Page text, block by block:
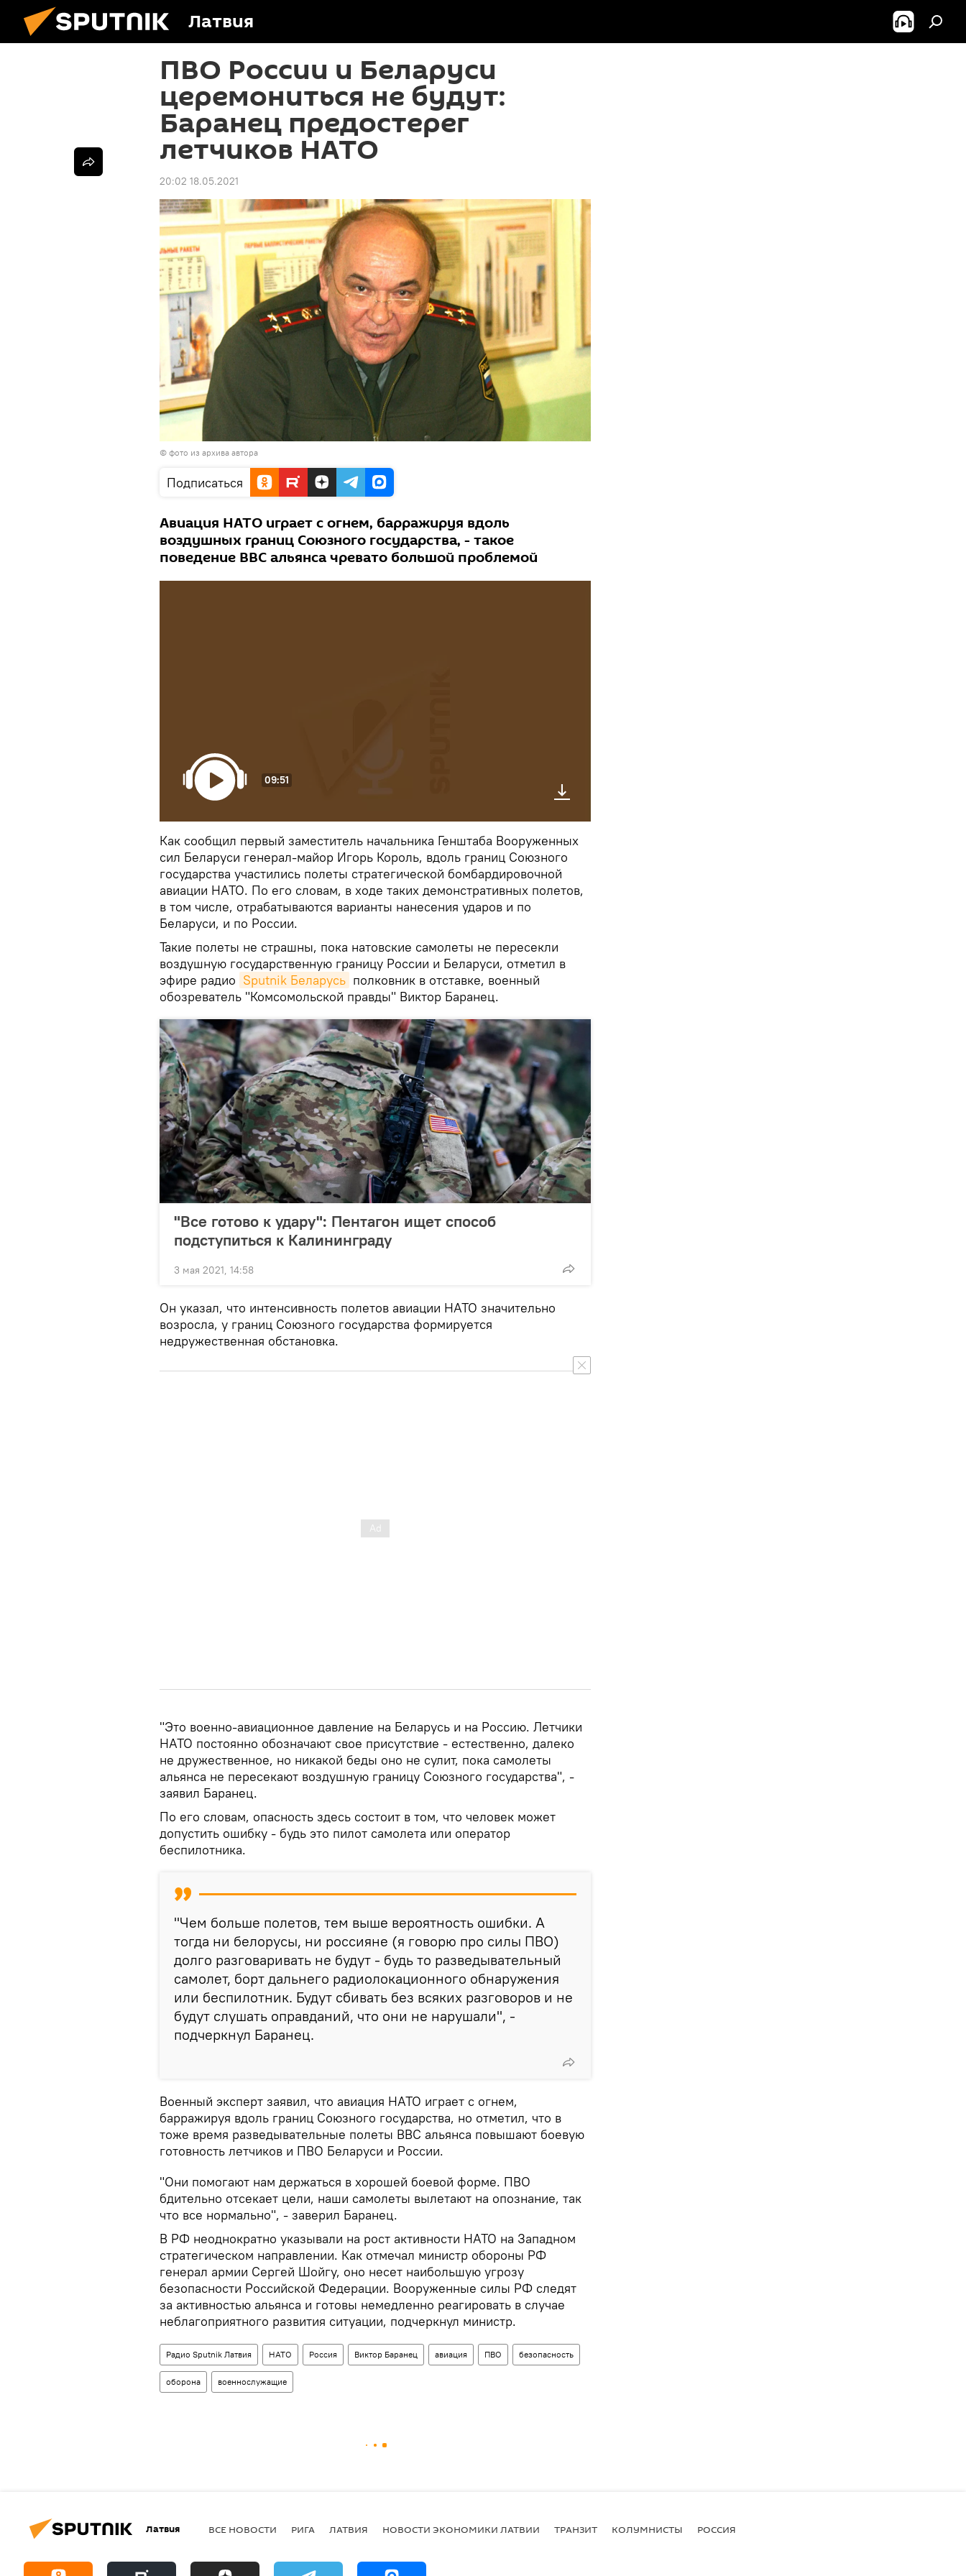
Латвия
ПВО России и Беларуси
церемониться не будут:
Баранец предостерег
летчиков НАТО
20:02 18.05.2021
© фото из архива автора
Подписаться
Авиация НАТО играет с огнем, барражируя вдоль
воздушных границ Союзного государства, - такое
поведение ВВС альянса чревато большой проблемой
09:51
Как сообщил первый заместитель начальника Генштаба Вооруженных
сил Беларуси генерал-майор Игорь Король, вдоль границ Союзного
государства участились полеты стратегической бомбардировочной
авиации НАТО. По его словам, в ходе таких демонстративных полетов,
в том числе, отрабатываются варианты нанесения ударов и по
Беларуси, и по России.
Такие полеты не страшны, пока натовские самолеты не пересекли
воздушную государственную границу России и Беларуси, отметил в
эфире радио Sputnik Беларусь полковник в отставке, военный
обозреватель "Комсомольской правды" Виктор Баранец.
"Все готово к удару": Пентагон ищет способ
подступиться к Калининграду
3 мая 2021, 14:58
Он указал, что интенсивность полетов авиации НАТО значительно
возросла, у границ Союзного государства формируется
недружественная обстановка.
"Это военно-авиационное давление на Беларусь и на Россию. Летчики
НАТО постоянно обозначают свое присутствие - естественно, далеко
не дружественное, но никакой беды оно не сулит, пока самолеты
альянса не пересекают воздушную границу Союзного государства", -
заявил Баранец.
По его словам, опасность здесь состоит в том, что человек может
допустить ошибку - будь это пилот самолета или оператор
беспилотника.
"Чем больше полетов, тем выше вероятность ошибки. А
тогда ни белорусы, ни россияне (я говорю про силы ПВО)
долго разговаривать не будут - будь то разведывательный
самолет, борт дальнего радиолокационного обнаружения
или беспилотник. Будут сбивать без всяких разговоров и не
будут слушать оправданий, что они не нарушали", -
подчеркнул Баранец.
Военный эксперт заявил, что авиация НАТО играет с огнем,
барражируя вдоль границ Союзного государства, но отметил, что в
тоже время разведывательные полеты ВВС альянса повышают боевую
готовность летчиков и ПВО Беларуси и России.
"Они помогают нам держаться в хорошей боевой форме. ПВО
бдительно отсекает цели, наши самолеты вылетают на опознание, так
что все нормально", - заверил Баранец.
В РФ неоднократно указывали на рост активности НАТО на Западном
стратегическом направлении. Как отмечал министр обороны РФ
генерал армии Сергей Шойгу, оно несет наибольшую угрозу
безопасности Российской Федерации. Вооруженные силы РФ следят
за активностью альянса и готовы немедленно реагировать в случае
неблагоприятного развития ситуации, подчеркнул министр.
Радио Sputnik Латвия НАТО Россия Виктор Баранец авиация ПВО безопасность
оборона военнослужащие
Латвия ВСЕ НОВОСТИ РИГА ЛАТВИЯ НОВОСТИ ЭКОНОМИКИ ЛАТВИИ ТРАНЗИТ КОЛУМНИСТЫ РОССИЯ